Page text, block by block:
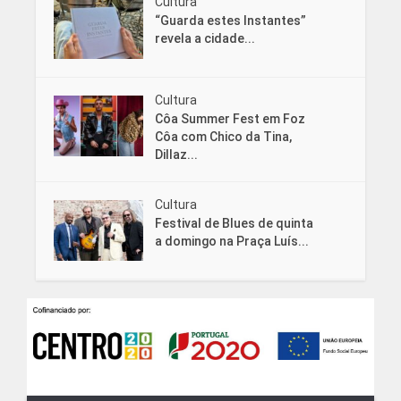
“Guarda estes Instantes”
revela a cidade...
Cultura
Côa Summer Fest em Foz
Côa com Chico da Tina,
Dillaz...
Cultura
Festival de Blues de quinta
a domingo na Praça Luís...